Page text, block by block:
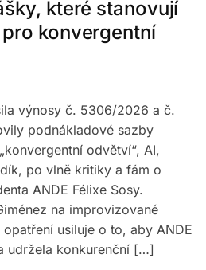
které stanovují
konvergentní
výnosy č. 5306/2026 a č.
podnákladové sazby
odvětví“, AI,
po vlně kritiky a fám o
ANDE Félixe Sosy.
na improvizované
usiluje o to, aby ANDE
udržela konkurenční […]